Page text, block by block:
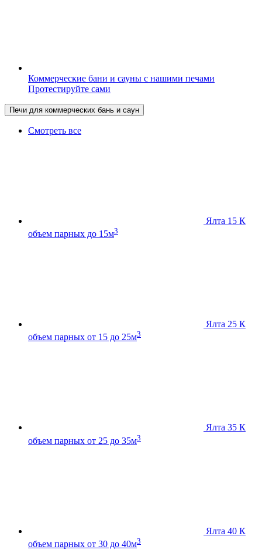
Коммерческие бани и сауны с нашими печами
Протестируйте сами
Печи для коммерческих бань и саун
Смотреть все
Ялта 15 К
объем парных до 15м3
Ялта 25 К
объем парных от 15 до 25м3
Ялта 35 К
объем парных от 25 до 35м3
Ялта 40 К
объем парных от 30 до 40м3